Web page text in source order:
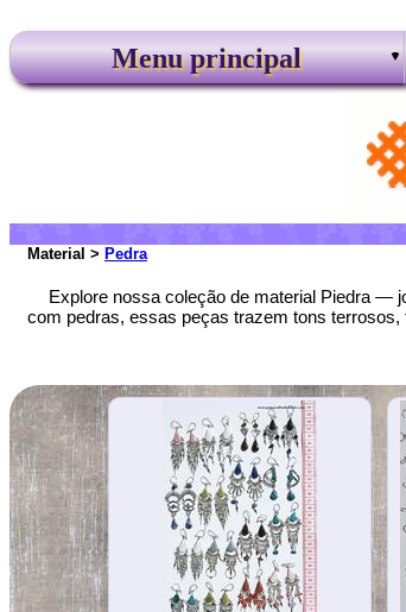
Menu principal
Material > Pedra
Explore nossa coleção de material Piedra —
com pedras, essas peças trazem tons